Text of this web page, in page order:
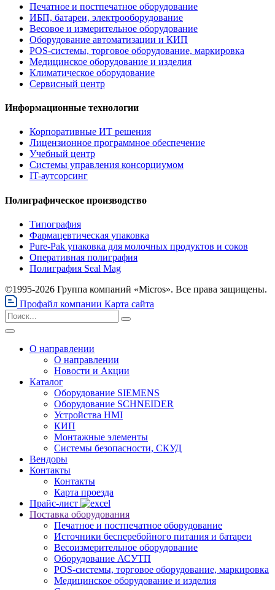
Печатное и постпечатное оборудование
ИБП, батареи, электрооборудование
Весовое и измерительное оборудование
Оборудование автоматизации и КИП
POS-системы, торговое оборудование, маркировка
Медицинское оборудование и изделия
Климатическое оборудование
Сервисный центр
Информационные технологии
Корпоративные ИТ решения
Лицензионное программное обеспечение
Учебный центр
Системы управления консорциумом
IT-аутсорсинг
Полиграфическое производство
Типография
Фармацевтическая упаковка
Pure-Pak упаковка для молочных продуктов и соков
Оперативная полиграфия
Полиграфия Seal Mag
©1995-2026 Группа компаний «Micros». Все права защищены.
Профайл компании Карта сайта
О направлении
О направлении
Новости и Акции
Каталог
Оборудование SIEMENS
Оборудование SCHNEIDER
Устройства HMI
КИП
Монтажные элементы
Системы безопасности, СКУД
Вендоры
Контакты
Контакты
Карта проезда
Прайс-лист
Поставка оборудования
Печатное и постпечатное оборудование
Источники бесперебойного питания и батареи
Весоизмерительное оборудование
Оборудование АСУТП
POS-системы, торговое оборудование, маркировка
Медицинское оборудование и изделия